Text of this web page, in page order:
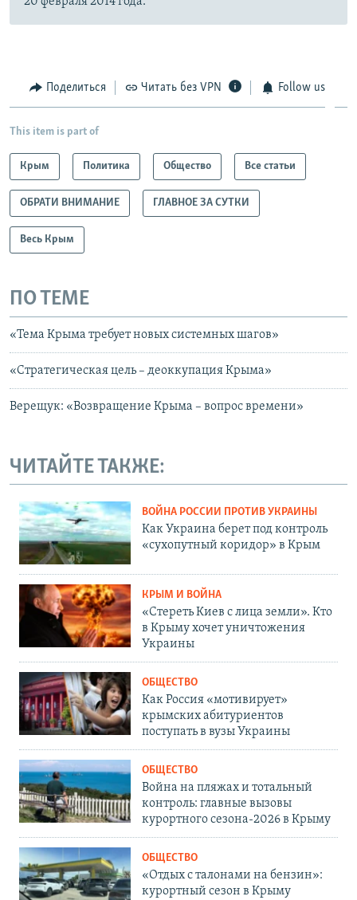
Поделиться Читать без VPN Follow us
This item is part of
Крым Политика Общество Все статьи
ОБРАТИ ВНИМАНИЕ ГЛАВНОЕ ЗА СУТКИ
Весь Крым
ПО ТЕМЕ
«Тема Крыма требует новых системных шагов»
«Стратегическая цель – деоккупация Крыма»
Верещук: «Возвращение Крыма – вопрос времени»
ЧИТАЙТЕ ТАКЖЕ:
ВОЙНА РОССИИ ПРОТИВ УКРАИНЫ
Как Украина берет под контроль
«сухопутный коридор» в Крым
КРЫМ И ВОЙНА
«Стереть Киев с лица земли». Кто
в Крыму хочет уничтожения
Украины
ОБЩЕСТВО
Как Россия «мотивирует»
крымских абитуриентов
поступать в вузы Украины
ОБЩЕСТВО
Война на пляжах и тотальный
контроль: главные вызовы
курортного сезона-2026 в Крыму
ОБЩЕСТВО
«Отдых с талонами на бензин»:
курортный сезон в Крыму